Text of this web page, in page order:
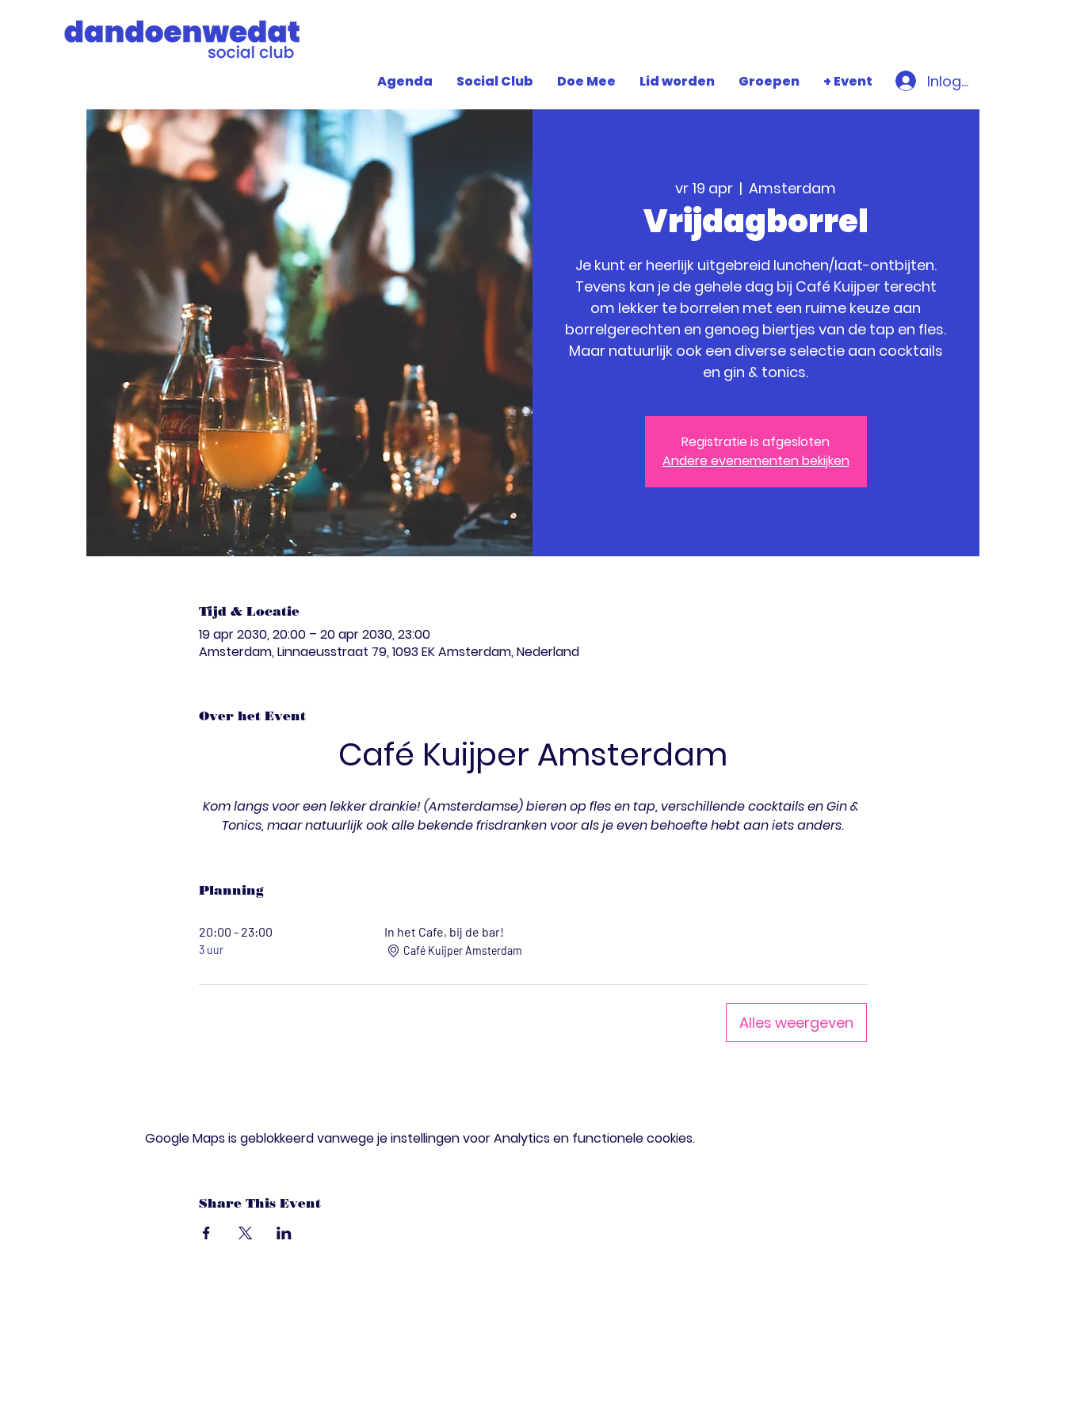
Agenda Social Club Doe Mee Lid worden Groepen + Event Inloggen
vr 19 apr
  |
Amsterdam
Vrijdagborrel
Je kunt er heerlijk uitgebreid lunchen/laat-ontbijten.
Tevens kan je de gehele dag bij Café Kuijper terecht
om lekker te borrelen met een ruime keuze aan
borrelgerechten en genoeg biertjes van de tap en fles.
Maar natuurlijk ook een diverse selectie aan cocktails
en gin & tonics.
Registratie is afgesloten
Andere evenementen bekijken
Tijd & Locatie
19 apr 2030, 20:00 – 20 apr 2030, 23:00
Amsterdam, Linnaeusstraat 79, 1093 EK Amsterdam, Nederland
Over het Event
Café Kuijper Amsterdam
Kom langs voor een lekker drankie! (Amsterdamse) bieren op fles en tap, verschillende cocktails en Gin &
Tonics, maar natuurlijk ook alle bekende frisdranken voor als je even behoefte hebt aan iets anders.
Planning
20:00 - 23:00
3 uur
In het Cafe, bij de bar!
Café Kuijper Amsterdam
Alles weergeven
Google Maps is geblokkeerd vanwege je instellingen voor Analytics en functionele cookies.
Share This Event